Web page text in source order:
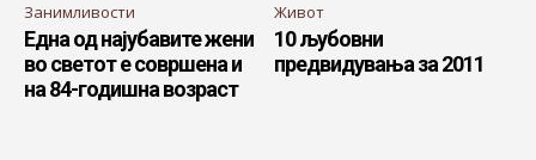
Занимливости
Една од најубавите жени
во светот е совршена и
на 84-годишна возраст
Живот
10 љубовни
предвидувања за 2011